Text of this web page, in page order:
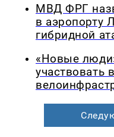
МВД ФРГ
в аэропорту
гибридной
«Новые
участвовать